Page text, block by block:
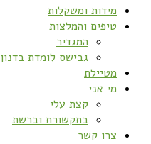
מידות ומשקלות
טיפים והמלצות
המגדיר
גבישס לומדת בדנון
מטיילת
מי אני
קצת עלי
בתקשורת וברשת
צרו קשר